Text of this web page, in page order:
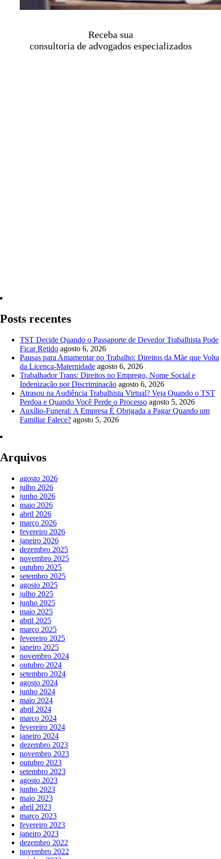
Receba sua
consultoria de advogados especializados
Posts recentes
TST Decide Quando o Passaporte de Devedor Trabalhista Pode
Ficar Retido agosto 6, 2026
Pausas para Amamentar no Trabalho: Direitos da Mãe que Volta
da Licença-Maternidade agosto 6, 2026
Trabalhador Trans: Direitos no Emprego, Nome Social e
Indenização por Discriminação agosto 6, 2026
Atrasou na Audiência Trabalhista Virtual? Veja Quando o TST
Perdoa e Quando Você Perde o Processo agosto 5, 2026
Auxílio-Funeral: A Empresa É Obrigada a Pagar Quando um
Familiar Falece? agosto 5, 2026
Arquivos
agosto 2026
julho 2026
junho 2026
maio 2026
abril 2026
março 2026
fevereiro 2026
janeiro 2026
dezembro 2025
novembro 2025
outubro 2025
setembro 2025
agosto 2025
julho 2025
junho 2025
maio 2025
abril 2025
março 2025
fevereiro 2025
janeiro 2025
novembro 2024
outubro 2024
setembro 2024
agosto 2024
junho 2024
maio 2024
abril 2024
março 2024
fevereiro 2024
janeiro 2024
dezembro 2023
novembro 2023
outubro 2023
setembro 2023
agosto 2023
junho 2023
maio 2023
abril 2023
março 2023
fevereiro 2023
janeiro 2023
dezembro 2022
novembro 2022